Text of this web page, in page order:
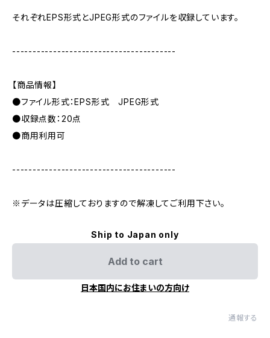
それぞれEPS形式とJPEG形式のファイルを収録しています。
----------------------------------------
【商品情報】
●ファイル形式：EPS形式 JPEG形式
●収録点数：20点
●商用利用可
----------------------------------------
※データは圧縮しておりますので解凍してご利用下さい。
Ship to Japan only
Add to cart
日本国内にお住まいの方向け
通報する